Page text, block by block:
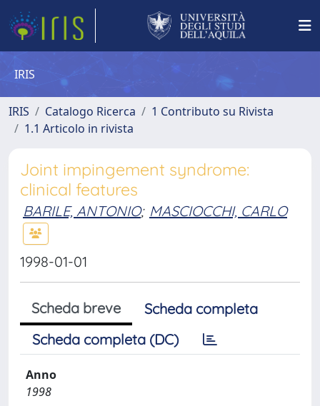
IRIS
IRIS Catalogo Ricerca
1 Contributo su Rivista
1.1 Articolo in rivista
Joint impingement syndrome:
clinical features
BARILE, ANTONIO; MASCIOCCHI, CARLO
1998-01-01
Scheda breve
Scheda completa
Scheda completa (DC)
Anno
1998